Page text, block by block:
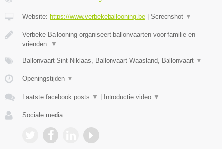
Website: https://www.verbekeballooning.be | Screenshot ▼
Verbeke Ballooning organiseert ballonvaarten voor familie en
vrienden.
▼
Ballonvaart Sint-Niklaas, Ballonvaart Waasland, Ballonvaart ▼
Openingstijden ▼
Laatste facebook posts ▼ | Introductie video ▼
Sociale media: